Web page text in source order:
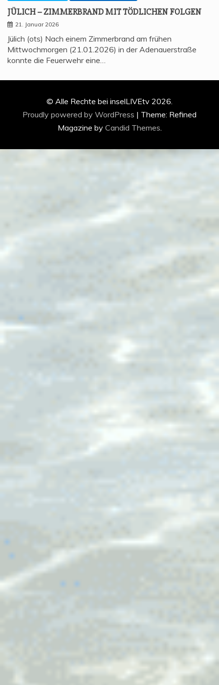
JÜLICH – ZIM­MER­BRAND MIT TÖD­LI­CHEN FOLGEN
21. Januar 2026
Jülich (ots) Nach einem Zimmerbrand am frühen
Mittwochmorgen (21.01.2026) in der Adenauerstraße
konnte die Feuerwehr eine…
© Alle Rechte bei inselLIVEtv 2026.
Proudly powered by WordPress | Theme: Refined
Magazine by Candid Themes.